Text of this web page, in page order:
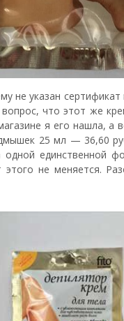
не указан
что этот же
я его нашла, а
25 мл — 36,60
единственной
не меняется.